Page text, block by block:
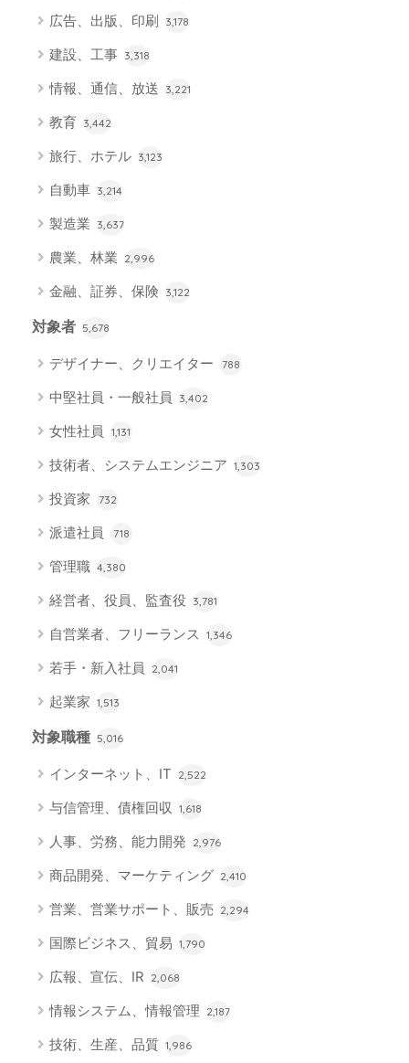
広告、出版、印刷 3,178
建設、工事 3,318
情報、通信、放送 3,221
教育 3,442
旅行、ホテル 3,123
自動車 3,214
製造業 3,637
農業、林業 2,996
金融、証券、保険 3,122
対象者 5,678
デザイナー、クリエイター 788
中堅社員・一般社員 3,402
女性社員 1,131
技術者、システムエンジニア 1,303
投資家 732
派遣社員 718
管理職 4,380
経営者、役員、監査役 3,781
自営業者、フリーランス 1,346
若手・新入社員 2,041
起業家 1,513
対象職種 5,016
インターネット、IT 2,522
与信管理、債権回収 1,618
人事、労務、能力開発 2,976
商品開発、マーケティング 2,410
営業、営業サポート、販売 2,294
国際ビジネス、貿易 1,790
広報、宣伝、IR 2,068
情報システム、情報管理 2,187
技術、生産、品質 1,986